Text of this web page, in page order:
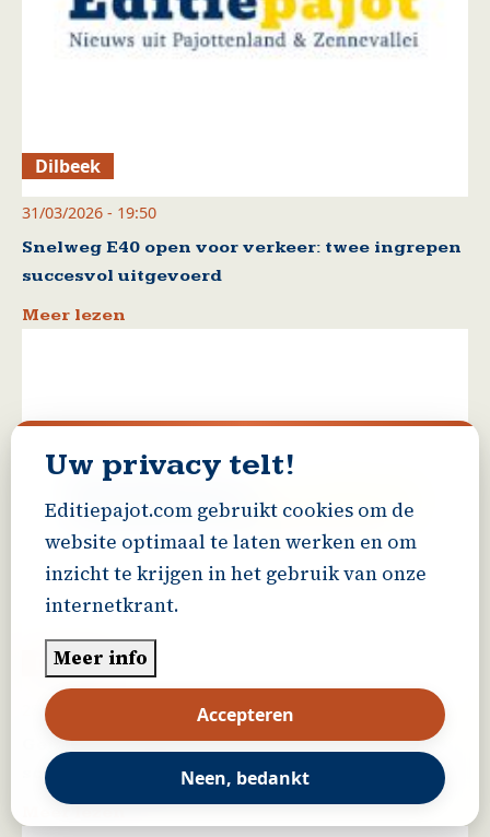
Dilbeek
31/03/2026 - 19:50
Snelweg E40 open voor verkeer: twee ingrepen
succesvol uitgevoerd
Meer lezen
Dilbeek
28/03/2026 - 11:27
Gemeente DILBEEK stopt met warme
schoolmaaltijden vanaf schooljaar 2026 - 2027
Uw privacy telt!
Editiepajot.com gebruikt cookies om de
website optimaal te laten werken en om
inzicht te krijgen in het gebruik van onze
internetkrant.
Meer info
Accepteren
Neen, bedankt